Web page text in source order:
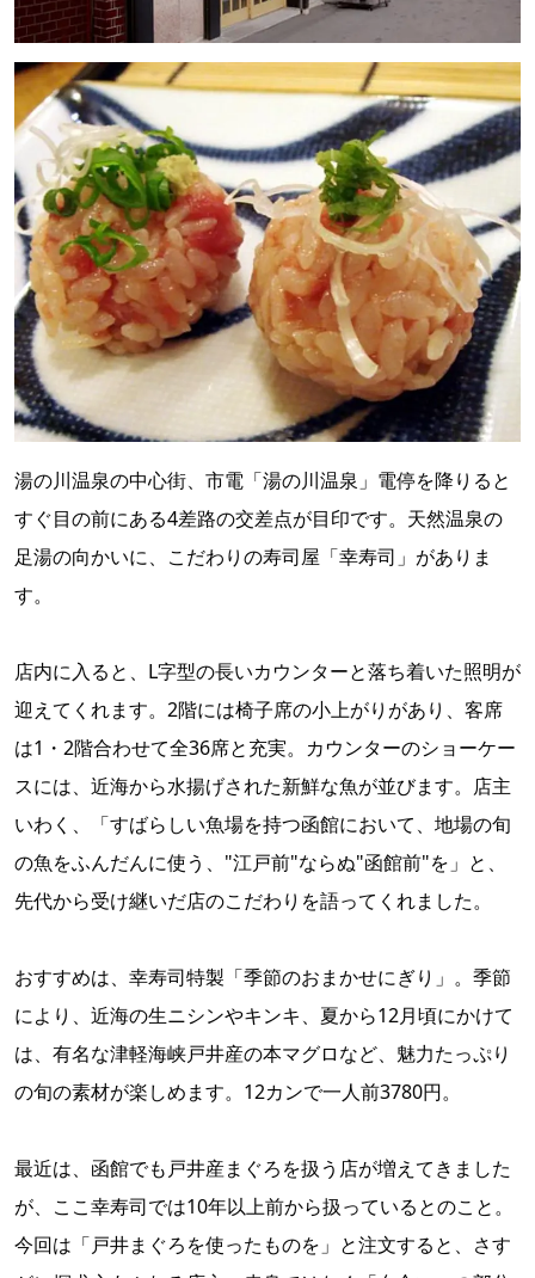
湯の川温泉の中心街、市電「湯の川温泉」電停を降りると
すぐ目の前にある4差路の交差点が目印です。天然温泉の
足湯の向かいに、こだわりの寿司屋「幸寿司」がありま
す。
店内に入ると、L字型の長いカウンターと落ち着いた照明が
迎えてくれます。2階には椅子席の小上がりがあり、客席
は1・2階合わせて全36席と充実。カウンターのショーケー
スには、近海から水揚げされた新鮮な魚が並びます。店主
いわく、「すばらしい魚場を持つ函館において、地場の旬
の魚をふんだんに使う、"江戸前"ならぬ"函館前"を」と、
先代から受け継いだ店のこだわりを語ってくれました。
おすすめは、幸寿司特製「季節のおまかせにぎり」。季節
により、近海の生ニシンやキンキ、夏から12月頃にかけて
は、有名な津軽海峡戸井産の本マグロなど、魅力たっぷり
の旬の素材が楽しめます。12カンで一人前3780円。
最近は、函館でも戸井産まぐろを扱う店が増えてきました
が、ここ幸寿司では10年以上前から扱っているとのこと。
今回は「戸井まぐろを使ったものを」と注文すると、さす